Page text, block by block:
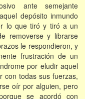
ante semejante
depósito inmundo
lo que tiró y tiró a un
removerse y librarse
le respondieron, y
frustración de un
por eludir aquel
con todas sus fuerzas,
oír por alguien, pero
se acordó con